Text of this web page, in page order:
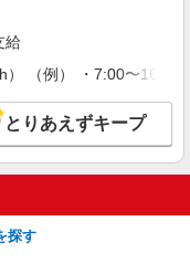
詳細を見る
助☆新たなスキルを身
＜日払い有/週払い有/交
む)＞
給
） （例） ・7:00〜
とりあえずキープ
探す